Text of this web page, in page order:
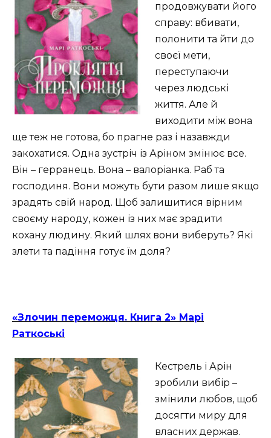
продовжувати його
справу: вбивати,
полонити та йти до
своєї мети,
переступаючи
через людські
життя. Але й
виходити між вона
ще теж не готова, бо прагне раз і назавжди
закохатися. Одна зустріч із Аріном змінює все.
Він – герранець. Вона – валоріанка. Раб та
господиня. Вони можуть бути разом лише якщо
зрадять свій народ. Щоб залишитися вірним
своєму народу, кожен із них має зрадити
кохану людину. Який шлях вони виберуть? Які
злети та падіння готує їм доля?
«Злочин переможця. Книга 2» Марі
Раткоські
Кестрель і Арін
зробили вибір –
змінили любов, щоб
досягти миру для
власних держав.